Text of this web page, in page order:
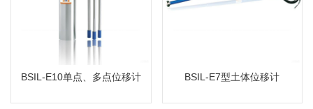
BSIL-E10单点、多点位移计
MORE
BSIL-E7型土体位移计